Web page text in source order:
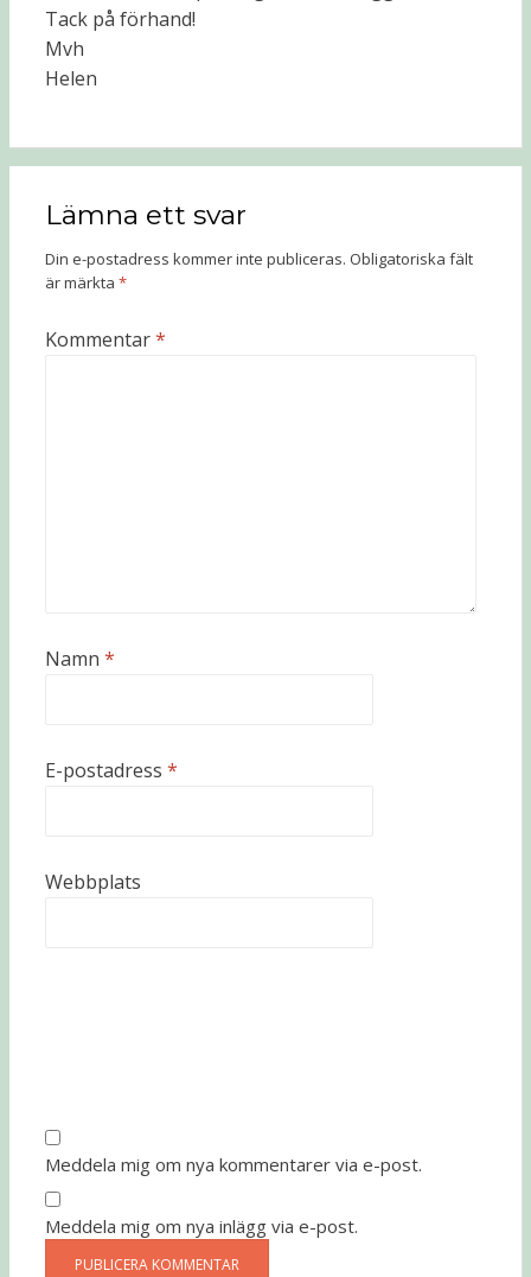
Tack på förhand!
Mvh
Helen
Lämna ett svar
Din e-postadress kommer inte publiceras. Obligatoriska fält
är märkta *
Kommentar*
Namn *
E-postadress *
Webbplats
Meddela mig om nya kommentarer via e-post.
Meddela mig om nya inlägg via e-post.